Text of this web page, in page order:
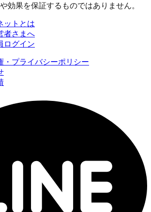
効果を保証するものではありません。
ットとは
者さまへ
ログイン
・プライバシーポリシー